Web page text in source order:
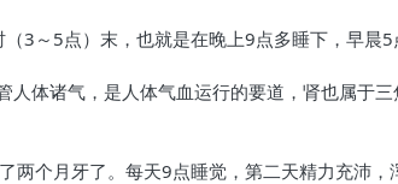
3～5点）末，也就是在晚上9点多睡下，早晨
体诸气，是人体气血运行的要道，肾也属于
两个月牙了。每天9点睡觉，第二天精力充沛